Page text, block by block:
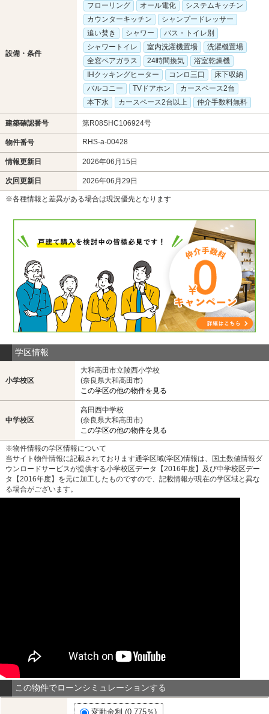
設備・条件
フローリング オール電化
システムキッチン
カウンターキッチン
シャンプードレッサー
追い焚き
シャワー
バス・トイレ別
シャワートイレ
室内洗濯機置場
洗濯機置場
全窓ペアガラス
24時間換気
浴室乾燥機
IHクッキングヒーター
コンロ三口
床下収納
バルコニー
TVドアホン
カースペース2台
本下水
カースペース2台以上 仲介手数料無料
建築確認番号 第R08SHC106924号
物件番号 RHS-a-00428
情報更新日 2026年06月15日
次回更新日 2026年06月29日
※各種情報と差異がある場合は現況優先となります
学区情報
小学校区
大和高田市立陵西小学校
(奈良県大和高田市)
この学区の他の物件を見る
中学校区
高田西中学校
(奈良県大和高田市)
この学区の他の物件を見る
※物件情報の学区情報について
当サイト物件情報に記載されております通学区域(学区)情報は、国土数値情報ダ
ウンロードサービスが提供する小学校区データ【2016年度】及び中学校区デー
タ【2016年度】を元に加工したものですので、記載情報が現在の学区域と異な
る場合がございます。
この物件でローンシミュレーションする
変動金利 (0.775％)